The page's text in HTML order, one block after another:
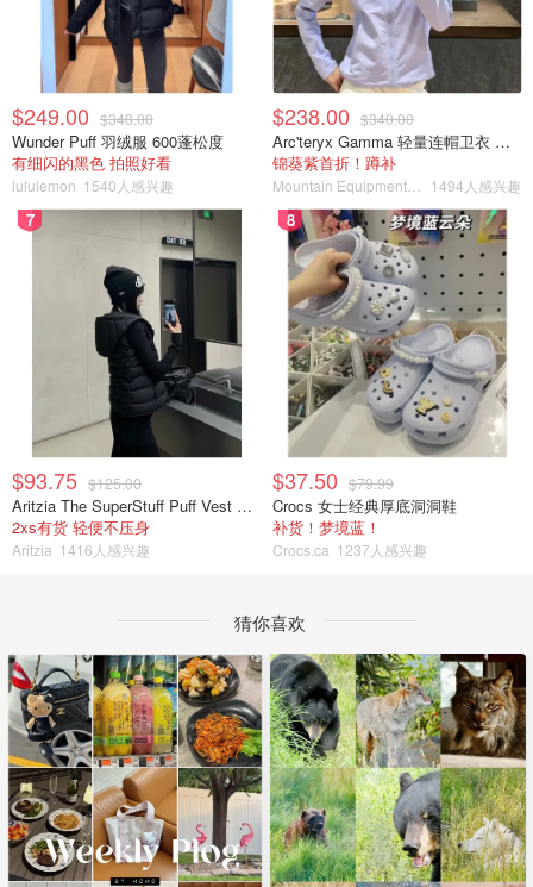
$249.00 $348.00
Wunder Puff 羽绒服 600蓬松度
有细闪的黑色 拍照好看
lululemon 1540人感兴趣
$238.00 $340.00
Arc'teryx Gamma 轻量连帽卫衣 女款
锦葵紫首折！蹲补
1494人感兴趣
7
$93.75 $125.00
Aritzia The SuperStuff Puff Vest 轻盈亮面马甲
2xs有货 轻便不压身
Aritzia 1416人感兴趣
8
$37.50 $79.99
Crocs 女士经典厚底洞洞鞋
补货！梦境蓝！
Crocs.ca 1237人感兴趣
猜你喜欢